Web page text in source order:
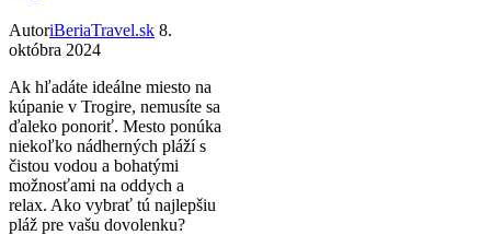
AutoriBeriaTravel.sk 8.
októbra 2024
Ak hľadáte ideálne miesto na
kúpanie v Trogire, nemusíte sa
ďaleko ponoriť. Mesto ponúka
niekoľko nádherných pláží s
čistou vodou a bohatými
možnosťami na oddych a
relax. Ako vybrať tú najlepšiu
pláž pre vašu dovolenku?